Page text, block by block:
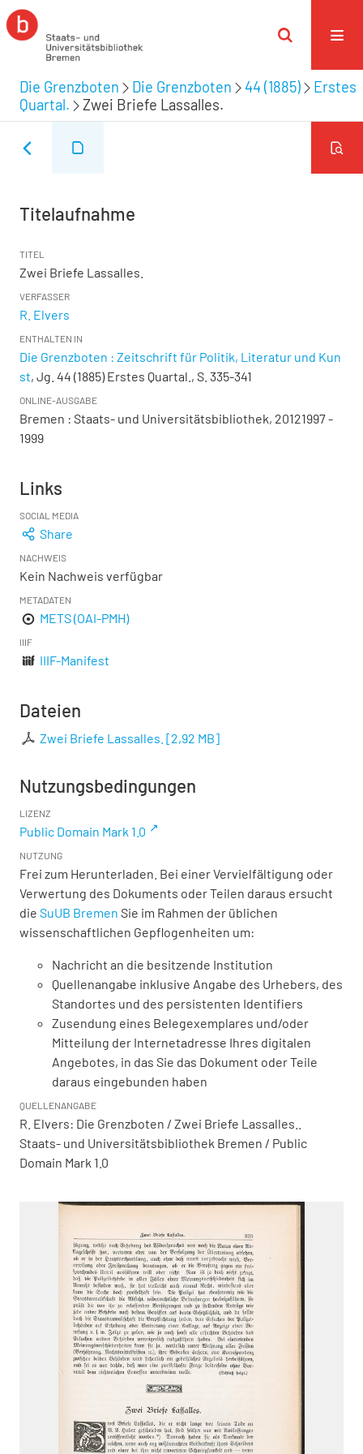
Die Grenzboten Die Grenzboten 44 (1885)
Erstes
Quartal.
Zwei Briefe Lassalles.
Titelaufnahme
TITEL
Zwei Briefe Lassalles.
VERFASSER
R. Elvers
ENTHALTEN IN
Die Grenzboten : Zeitschrift für Politik, Literatur und Kun
st, Jg. 44 (1885) Erstes Quartal., S. 335-341
ONLINE-AUSGABE
Bremen : Staats- und Universitätsbibliothek, 20121997 -
1999
Links
SOCIAL MEDIA
Share
NACHWEIS
Kein Nachweis verfügbar
METADATEN
METS (OAI-PMH)
IIIF
IIIF-Manifest
Dateien
Zwei Briefe Lassalles. [2,92 MB]
Nutzungsbedingungen
LIZENZ
Public Domain Mark 1.0
NUTZUNG
Frei zum Herunterladen. Bei einer Vervielfältigung oder
Verwertung des Dokuments oder Teilen daraus ersucht
die SuUB Bremen Sie im Rahmen der üblichen
wissenschaftlichen Gepflogenheiten um:
Nachricht an die besitzende Institution
Quellenangabe inklusive Angabe des Urhebers, des
Standortes und des persistenten Identifiers
Zusendung eines Belegexemplares und/oder
Mitteilung der Internetadresse Ihres digitalen
Angebotes, in das Sie das Dokument oder Teile
daraus eingebunden haben
QUELLENANGABE
R. Elvers: Die Grenzboten / Zwei Briefe Lassalles..
Staats- und Universitätsbibliothek Bremen / Public
Domain Mark 1.0